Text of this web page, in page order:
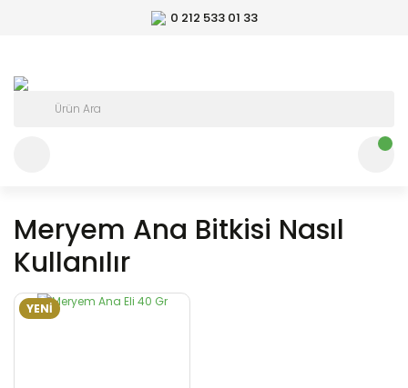
0 212 533 01 33
Meryem Ana Bitkisi Nasıl
Kullanılır
YENİ